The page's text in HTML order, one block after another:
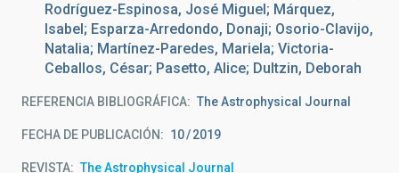
Rodríguez-Espinosa, José Miguel; Márquez,
Isabel; Esparza-Arredondo, Donaji; Osorio-Clavijo,
Natalia; Martínez-Paredes, Mariela; Victoria-
Ceballos, César; Pasetto, Alice; Dultzin, Deborah
REFERENCIA BIBLIOGRÁFICA The Astrophysical Journal
FECHA DE PUBLICACIÓN: 10 2019
REVISTA The Astrophysical Journal